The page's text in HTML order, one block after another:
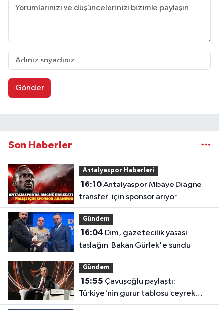
Gönder
Son Haberler
Antalyaspor Haberleri
16:10Antalyaspor Mbaye Diagne
transferi için sponsor arıyor
Gündem
16:04
taslağını Bakan Gürlek'e sundu
Gündem
15:55
Türkiye'nin gurur tablosu ceyrek
asra sığdı